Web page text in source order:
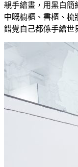
親手繪畫，用黑白簡
中嘅櫥櫃、書櫃、梳
錯覺自己都係手繪世